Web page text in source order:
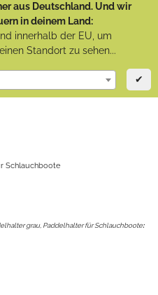
aus Deutschland. Und wir
in deinem Land:
innerhalb der EU, um
Standort zu sehen...
✔
Schlauchboote
grau, Paddelhalter für Schlauchboote: